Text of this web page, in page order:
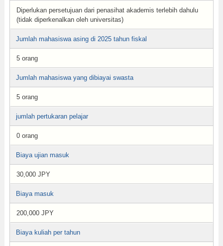
Diperlukan persetujuan dari penasihat akademis terlebih dahulu
(tidak diperkenalkan oleh universitas)
Jumlah mahasiswa asing di 2025 tahun fiskal
5 orang
Jumlah mahasiswa yang dibiayai swasta
5 orang
jumlah pertukaran pelajar
0 orang
Biaya ujian masuk
30,000 JPY
Biaya masuk
200,000 JPY
Biaya kuliah per tahun